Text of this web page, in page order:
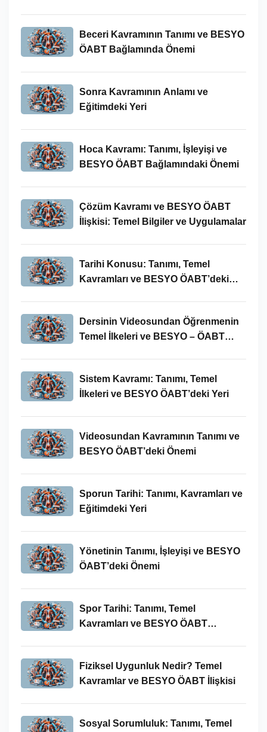
Beceri Kavramının Tanımı ve BESYO
ÖABT Bağlamında Önemi
Sonra Kavramının Anlamı ve
Eğitimdeki Yeri
Hoca Kavramı: Tanımı, İşleyişi ve
BESYO ÖABT Bağlamındaki Önemi
Çözüm Kavramı ve BESYO ÖABT
İlişkisi: Temel Bilgiler ve Uygulamalar
Tarihi Konusu: Tanımı, Temel
Kavramları ve BESYO ÖABT’deki
Dersinin Videosundan Öğrenmenin
Temel İlkeleri ve BESYO – ÖABT
Sistem Kavramı: Tanımı, Temel
İlkeleri ve BESYO ÖABT’deki Yeri
Videosundan Kavramının Tanımı ve
BESYO ÖABT’deki Önemi
Sporun Tarihi: Tanımı, Kavramları ve
Eğitimdeki Yeri
Yönetinin Tanımı, İşleyişi ve BESYO
ÖABT’deki Önemi
Spor Tarihi: Tanımı, Temel
Kavramları ve BESYO ÖABT
Fiziksel Uygunluk Nedir? Temel
Kavramlar ve BESYO ÖABT İlişkisi
Sosyal Sorumluluk: Tanımı, Temel